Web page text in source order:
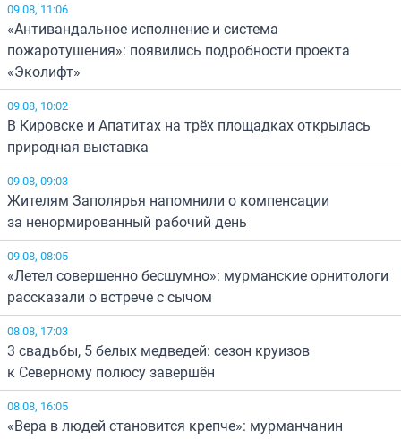
09.08, 11:06
«Антивандальное исполнение и система
пожаротушения»: появились подробности проекта
«Эколифт»
09.08, 10:02
В Кировске и Апатитах на трёх площадках открылась
природная выставка
09.08, 09:03
Жителям Заполярья напомнили о компенсации
за ненормированный рабочий день
09.08, 08:05
«Летел совершенно бесшумно»: мурманские орнитологи
рассказали о встрече с сычом
08.08, 17:03
3 свадьбы, 5 белых медведей: сезон круизов
к Северному полюсу завершён
08.08, 16:05
«Вера в людей становится крепче»: мурманчанин